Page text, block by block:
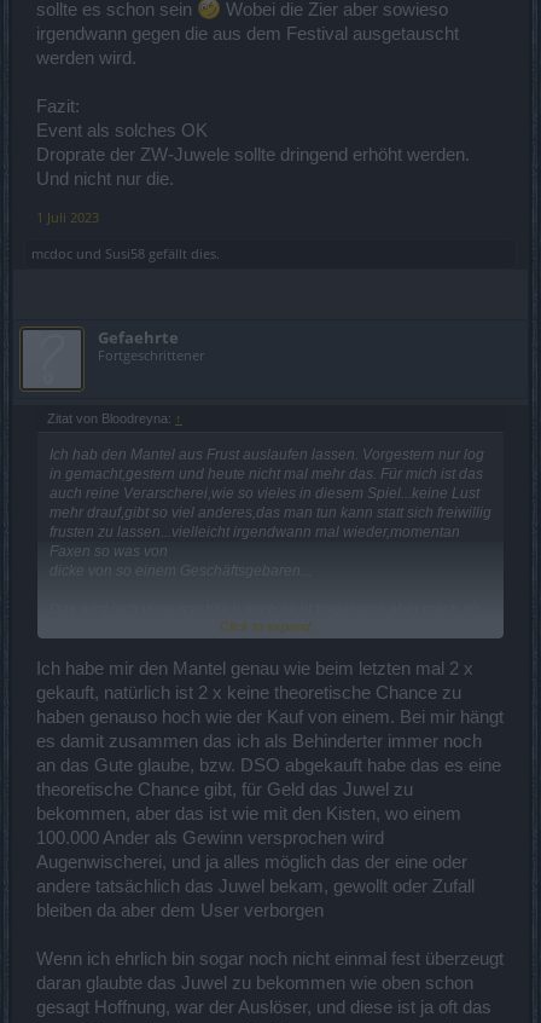
sollte es schon sein
Wobei die Zier aber sowieso
irgendwann gegen die aus dem Festival ausgetauscht
werden wird.
Fazit:
Event als solches OK
Droprate der ZW-Juwele sollte dringend erhöht werden.
Und nicht nur die.
1 Juli 2023
mcdoc und Susi58 gefällt dies.
Gefaehrte
Fortgeschrittener
Zitat von Bloodreyna: ↑
Ich hab den Mantel aus Frust auslaufen lassen. Vorgestern nur log
in gemacht,gestern und heute nicht mal mehr das. Für mich ist das
auch reine Verarscherei,wie so vieles in diesem Spiel...keine Lust
mehr drauf,gibt so viel anderes,das man tun kann statt sich freiwillig
frusten zu lassen...vielleicht irgendwann mal wieder,momentan
Faxen so was von
dicke von so einem Geschäftsgebaren...
Click to expand...
Ich habe mir den Mantel genau wie beim letzten mal 2 x
gekauft, natürlich ist 2 x keine theoretische Chance zu
haben genauso hoch wie der Kauf von einem. Bei mir hängt
es damit zusammen das ich als Behinderter immer noch
an das Gute glaube, bzw. DSO abgekauft habe das es eine
theoretische Chance gibt, für Geld das Juwel zu
bekommen, aber das ist wie mit den Kisten, wo einem
100.000 Ander als Gewinn versprochen wird
Augenwischerei, und ja alles möglich das der eine oder
andere tatsächlich das Juwel bekam, gewollt oder Zufall
bleiben da aber dem User verborgen
Wenn ich ehrlich bin sogar noch nicht einmal fest überzeugt
daran glaubte das Juwel zu bekommen wie oben schon
gesagt Hoffnung, war der Auslöser, und diese ist ja oft das